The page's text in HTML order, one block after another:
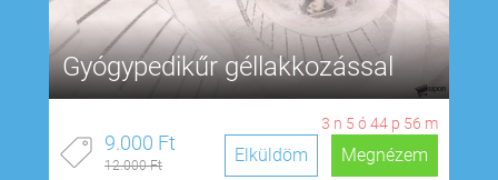
Gyógypedikűr géllakkozással
3 n 5 ó44 p 55 m
9.000 Ft
12.000 Ft Megnézem
Elküldöm